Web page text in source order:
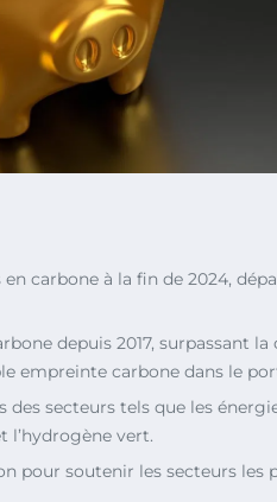
en carbone à la fin de 2024,
depuis 2017, surpassant la
empreinte carbone dans le
des secteurs tels que les
l’hydrogène vert.
pour soutenir les secteurs les